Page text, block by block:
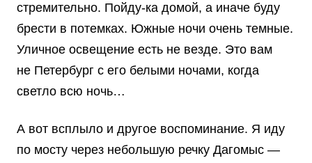
стремительно. Пойду-ка домой, а иначе буду
брести в потемках. Южные ночи очень темные.
Уличное освещение есть не везде. Это вам
не Петербург с его белыми ночами, когда
светло всю ночь…
А вот всплыло и другое воспоминание. Я иду
по мосту через небольшую речку Дагомыс —